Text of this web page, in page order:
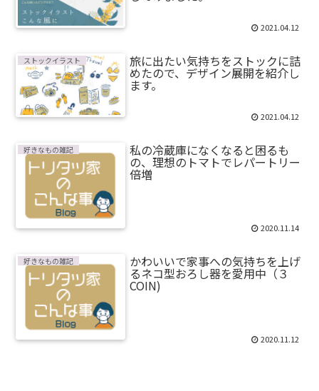
2021.04.12
ストックイラスト 旅に出たい気持ちをストックに詰
めたので、デザイン展開を紹介し
ます。
2021.04.12
好きなもの雑記 私の冷蔵庫になくなると困るも
の、理想のトマトでレパートリー
倍増
2020.11.14
好きなもの雑記 かわいいで家事への気持ちを上げ
るネコ型おろし器を愛用中（３
COIN)
2020.11.12